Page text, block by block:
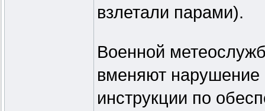
взлетали парами).
Военной
вменяют нарушение
инструкции по